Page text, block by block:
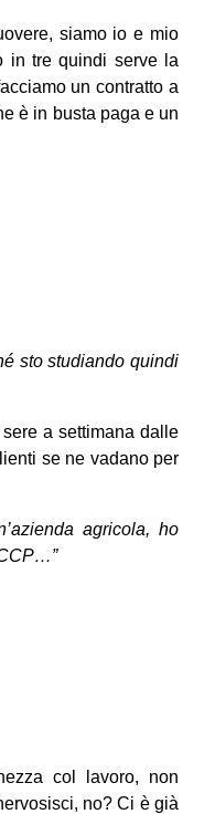
siamo io e mio
in tre quindi serve la
un contratto a
è in busta paga e un
sto studiando quindi
a settimana dalle
se ne vadano per
agricola, ho
col lavoro, non
no? Ci è già